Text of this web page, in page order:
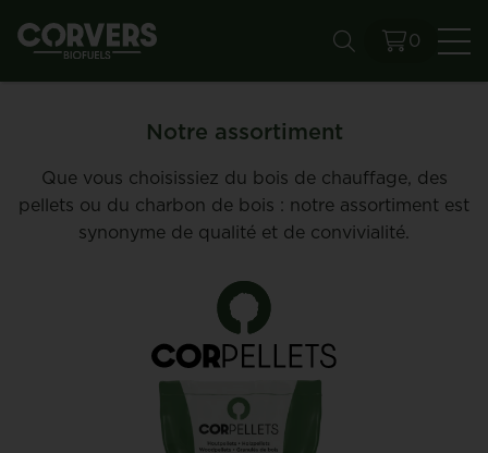
0
Notre assortiment
Que vous choisissiez du bois de chauffage, des
pellets ou du charbon de bois : notre assortiment est
synonyme de qualité et de convivialité.